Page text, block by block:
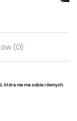
(0)
która nie ma sobie równych.